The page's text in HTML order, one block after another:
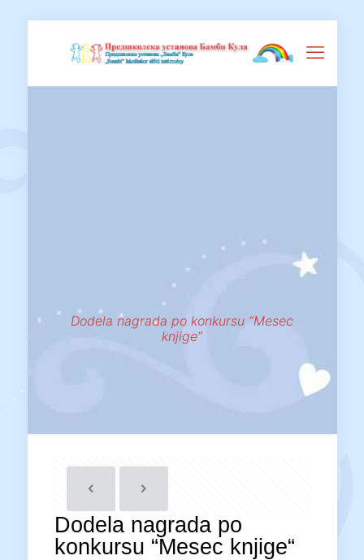
Dodela nagrada po konkursu “Mesec
knjige“
Dodela nagrada po
konkursu “Mesec knjige“